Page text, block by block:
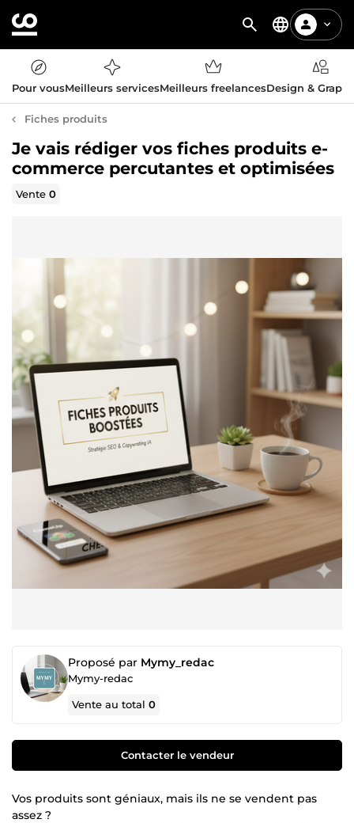
Pour vousMeilleurs servicesMeilleurs freelancesDesign &
Fiches produits
Je vais rédiger vos fiches produits e-
commerce percutantes et optimisées
Vente0
Proposé par Mymy_redac
Mymy-redac
Vente au total0
Contacter le vendeur
Vos produits sont géniaux, mais ils ne se vendent pas
assez ?